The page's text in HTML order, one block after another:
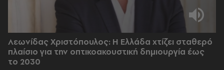
Λεωνίδας Χριστόπουλος: Η Ελλάδα χτίζει σταθερό
πλαίσιο για την οπτικοακουστική δημιουργία έως
το 2030